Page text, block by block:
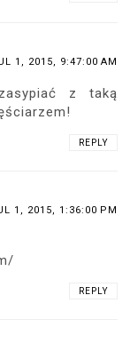
1, 2015, 9:47:00 AM
z taką
REPLY
1, 2015, 1:36:00 PM
REPLY